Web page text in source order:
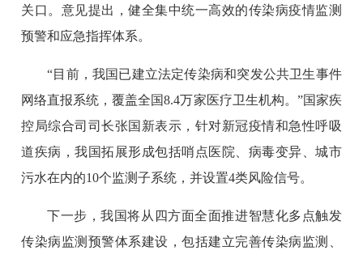
关口。意见提出，健全集中统一高效的传染病疫情监测
预警和应急指挥体系。
“目前，我国已建立法定传染病和突发公共卫生事件
网络直报系统，覆盖全国8.4万家医疗卫生机构。”国家疾
控局综合司司长张国新表示，针对新冠疫情和急性呼吸
道疾病，我国拓展形成包括哨点医院、病毒变异、城市
污水在内的10个监测子系统，并设置4类风险信号。
下一步，我国将从四方面全面推进智慧化多点触发
传染病监测预警体系建设，包括建立完善传染病监测、